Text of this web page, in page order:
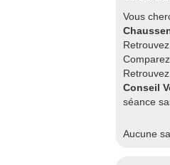
Vous
Conseil
séance
Aucune